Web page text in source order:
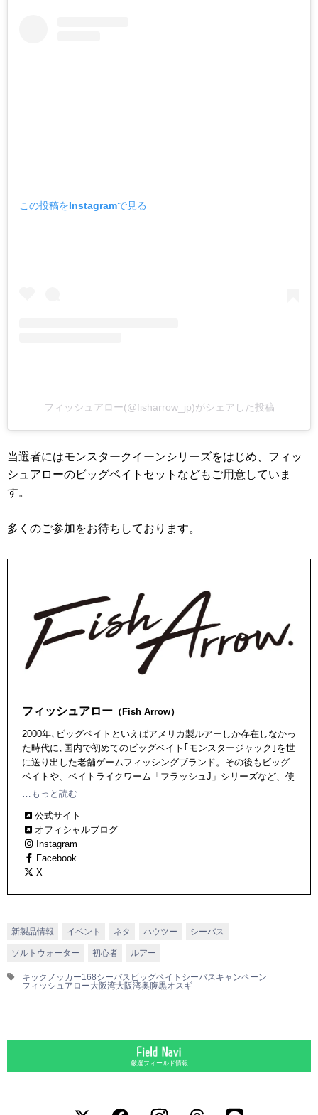
この投稿をInstagramで見る
フィッシュアロー(@fisharrow_jp)がシェアした投稿
当選者にはモンスタークイーンシリーズをはじめ、フィッ
シュアローのビッグベイトセットなどもご用意していま
す。
多くのご参加をお待ちしております。
フィッシュアロー （Fish Arrow）
2000年､ビッグベイトといえばアメリカ製ルアーしか存在しなかっ
た時代に､国内で初めてのビッグベイト｢モンスタージャック｣を世
に送り出した老舗ゲームフィッシングブランド。その後もビッグ
ベイトや、ベイトライクワーム「フラッシュJ」シリーズなど、使
う楽しさと圧倒的な釣果の両立を目指したオリジナリティ溢れる
…もっと読む
公式サイト
オフィシャルブログ
Instagram
Facebook
X
新製品情報 イベント ネタ ハウツー シーバス
ソルトウォーター 初心者 ルアー
キックノッカー168シーバス ビッグベイトシーバスキャンペーン
フィッシュアロー大阪湾大阪湾奥 腹黒オスギ
厳選フィールド情報